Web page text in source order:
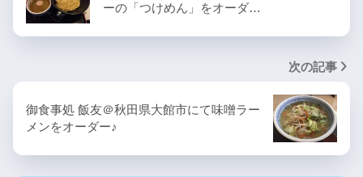
ーの「つけめん」をオーダ…
次の記事
御食事処 飯友＠秋田県大館市にて味噌ラー
メンをオーダー♪